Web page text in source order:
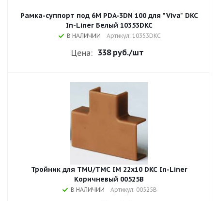
Рамка-суппорт под 6М PDA-3DN 100 для "Viva" DKC
In-Liner Белый 10353DKC
В НАЛИЧИИ Артикул: 10353DKC
Цена: 338 руб./шт
Тройник для TMU/TMC IM 22x10 DKC In-Liner
Коричневый 00525B
В НАЛИЧИИ Артикул: 00525B